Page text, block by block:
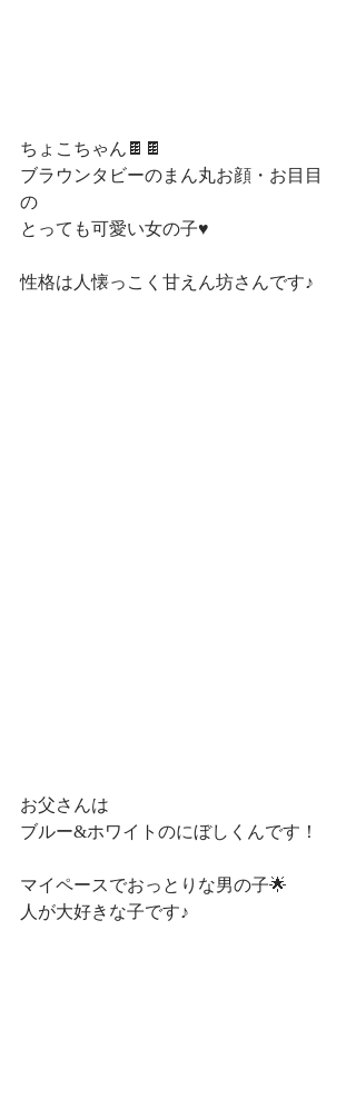
ちょこちゃん🍫🍫
ブラウンタビーのまん丸お顔・お目目
の
とっても可愛い女の子♥
性格は人懐っこく甘えん坊さんです♪
お父さんは
ブルー&ホワイトのにぼしくんです！
マイペースでおっとりな男の子🌟
人が大好きな子です♪